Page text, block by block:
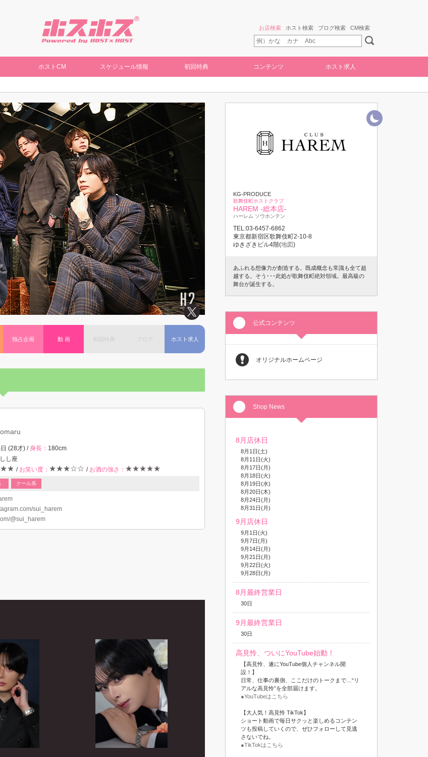
お店検索 ホスト検索 ブログ検索 CM検索
ホストCM スケジュール情報 初回特典 コンテンツ ホスト求人
独占企画 動 画 初回特典 ブログ ホスト求人
(28才) /身長： 180cm
しし座
/ お笑い度： / お酒の強さ：
クール系
sui_harem
@sui_harem
KG-PRODUCE
歌舞伎町ホストクラブ
HAREM -総本店-
ハーレム ソウホンテン
TEL:03-6457-6862
東京都新宿区歌舞伎町2-10-8
ゆきざきビル4階(地図)
あふれる想像力が創造する。既成概念も常識も全て超
越する。そう･･･此処が歌舞伎町絶対領域。最高級の
舞台が誕生する。
公式コンテンツ
オリジナルホームページ
Shop News
8月店休日
8月1日(土)
8月11日(火)
8月17日(月)
8月18日(火)
8月19日(水)
8月20日(木)
8月24日(月)
8月31日(月)
9月店休日
9月1日(火)
9月7日(月)
9月14日(月)
9月21日(月)
9月22日(火)
9月28日(月)
8月最終営業日
30日
9月最終営業日
30日
高見怜、ついにYouTube始動！
【高見怜、遂にYouTube個人チャンネル開
設！】
日常、仕事の裏側、ここだけのトークまで…“リ
アルな高見怜”を全部届けます。
●YouTubeはこちら
【大人気！高見怜 TikTok】
ショート動画で毎日サクッと楽しめるコンテン
ツも投稿していくので、ぜひフォローして見逃
さないでね。
●TikTokはこちら